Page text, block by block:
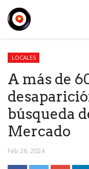
LOCALES
A más de
búsqueda
Mercado
Feb 26, 2024